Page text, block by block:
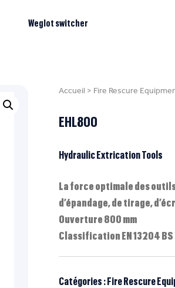
Weglot switcher
Accueil > Fire Rescure
EHL800
Hydraulic Extrication Tools
La force optimale des
d’épandage, de tirage,
Ouverture 800 mm
Classification EN 13204
Catégories : Fire Rescure